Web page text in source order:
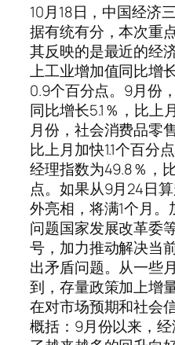
10月18日，中国经济
据有统有分，本次重
其反映的是最近的经
上工业增加值同比增
0.9个百分点。9月份
同比增长5.1％，比上
月份，社会消费品零
比上月加快1.1个百分
经理指数为49.8％，
点。如果从9月24日
外亮相，将满1个月
问题国家发展改革委
号，加力推动解决当
出矛盾问题。从一些
到，存量政策加上增
在对市场预期和社会
概括：9月份以来，